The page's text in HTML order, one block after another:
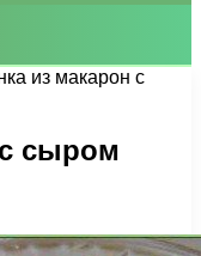
из макарон с
сыром